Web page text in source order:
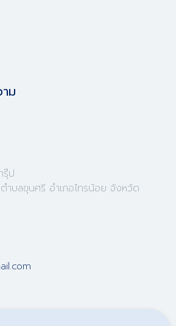
ม
ป
ำบลขุนศรี อำเภอไทรน้อย จังหวัด